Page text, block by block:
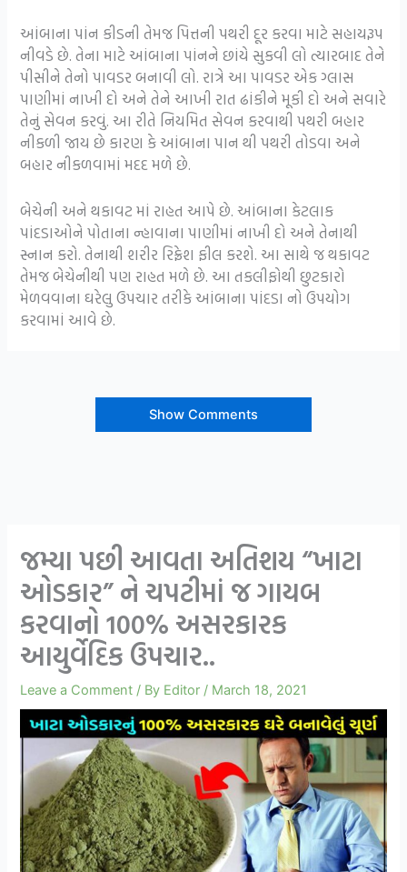
આંબાના પાંન કીડની તેમજ પિત્તની પથરી દૂર કરવા માટે સહાયરૂપ
નીવડે છે. તેના માટે આંબાના પાંનને છાંયે સુકવી લો ત્યારબાદ તેને
પીસીને તેનો પાવડર બનાવી લો. રાત્રે આ પાવડર એક ગ્લાસ
પાણીમાં નાખી દો અને તેને આખી રાત ઢાંકીને મૂકી દો અને સવારે
તેનું સેવન કરવું. આ રીતે નિયમિત સેવન કરવાથી પથરી બહાર
નીકળી જાય છે કારણ કે આંબાના પાન થી પથરી તોડવા અને
બહાર નીકળવામાં મદદ મળે છે.
બેચેની અને થકાવટ માં રાહત આપે છે. આંબાના કેટલાક
પાંદડાઓને પોતાના ન્હાવાના પાણીમાં નાખી દો અને તેનાથી
સ્નાન કરો. તેનાથી શરીર રિફ્રેશ ફીલ કરશે. આ સાથે જ થકાવટ
તેમજ બેચેનીથી પણ રાહત મળે છે. આ તકલીફોથી છુટકારો
મેળવવાના ઘરેલુ ઉપચાર તરીકે આંબાના પાંદડા નો ઉપયોગ
કરવામાં આવે છે.
Show Comments
જમ્યા પછી આવતા અતિશય “ખાટા
ઓડકાર” ને ચપટીમાં જ ગાયબ
કરવાનો 100% અસરકારક
આયુર્વેદિક ઉપચાર..
Leave a Comment / By Editor / March 18, 2021